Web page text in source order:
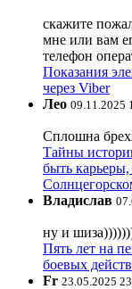
скажите
мне или вам
телефон
Показания
через Viber
Лео 09.11.2025
Сплошна
Тайны
быть
Владислав
ну и
Пять лет на
боевых
Fr 23.05.2025